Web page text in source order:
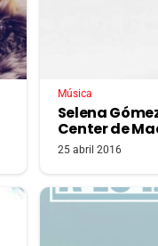
Música
Selena
Center de
25 abril 2016